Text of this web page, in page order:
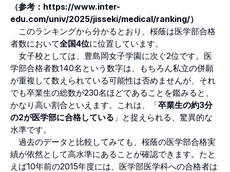
（参考： https://www.inter-
edu.com/univ/2025/jisseki/medical/ranking/）
このランキングから分かるとおり、桜蔭は医学部合格
者数において全国4位に位置しています。
女子校としては、豊島岡女子学園に次ぐ2位です。医
学部合格者数140名という数字は、もちろん私立の併願
が重複して数えられている可能性は否めませんが、それ
でも卒業生の総数が230名ほどであることを鑑みると、
かなり高い割合といえます。これは、「卒業生の約3分
の2が医学部に合格している 」と捉えられる、驚異的な
水準です。
過去のデータと比較してみても、桜蔭の医学部合格実
績が依然として高水準にあることが確認できます。たと
えば10年前の2015年度には、医学部医学科への合格者は